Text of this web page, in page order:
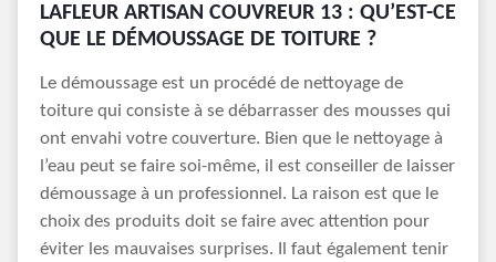
LAFLEUR ARTISAN COUVREUR 13 : QU’EST-CE
QUE LE DÉMOUSSAGE DE TOITURE ?
Le démoussage est un procédé de nettoyage de
toiture qui consiste à se débarrasser des mousses qui
ont envahi votre couverture. Bien que le nettoyage à
l’eau peut se faire soi-même, il est conseiller de laisser
démoussage à un professionnel. La raison est que le
choix des produits doit se faire avec attention pour
éviter les mauvaises surprises. Il faut également tenir